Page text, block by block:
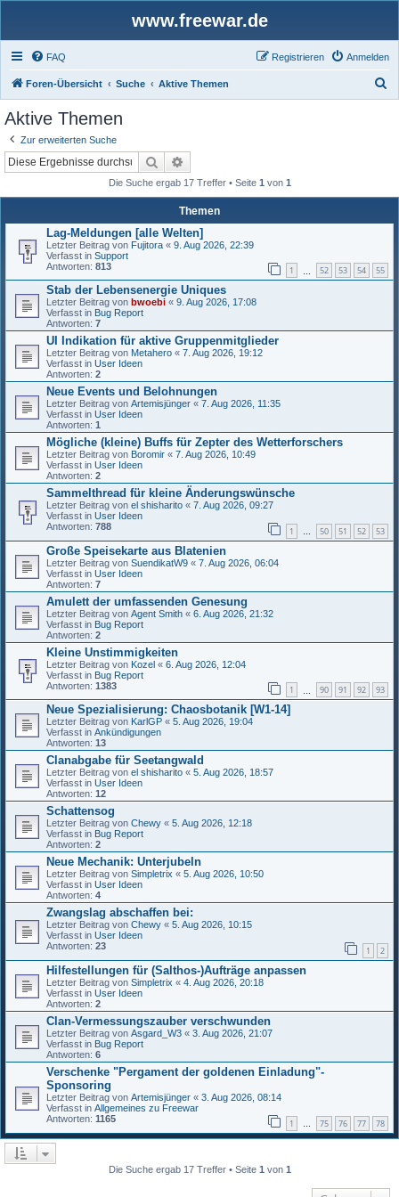
www.freewar.de
FAQ Anmelden
Registrieren
Foren-Übersicht Suche Aktive Themen
Aktive Themen
Zur erweiterten Suche
Suche
Die Suche ergab 17 Treffer • Seite 1 von 1
Themen
Lag-Meldungen [alle Welten]
Letzter Beitrag von Fujitora « 9. Aug 2026, 22:39
Verfasst in Support
Antworten: 813 1 52 53 54 55
Stab der Lebensenergie Uniques
Letzter Beitrag von bwoebi « 9. Aug 2026, 17:08
Verfasst in Bug Report
Antworten: 7
UI Indikation für aktive Gruppenmitglieder
Letzter Beitrag von Metahero « 7. Aug 2026, 19:12
Verfasst in User Ideen
Antworten: 2
Neue Events und Belohnungen
Letzter Beitrag von Artemisjünger « 7. Aug 2026, 11:35
Verfasst in User Ideen
Antworten: 1
Mögliche (kleine) Buffs für Zepter des Wetterforschers
Letzter Beitrag von Boromir « 7. Aug 2026, 10:49
Verfasst in User Ideen
Antworten: 2
Sammelthread für kleine Änderungswünsche
Letzter Beitrag von el shisharito « 7. Aug 2026, 09:27
Verfasst in User Ideen
Antworten: 788 1 … 50 51 52 53
Große Speisekarte aus Blatenien
Letzter Beitrag von SuendikatW9 « 7. Aug 2026, 06:04
Verfasst in User Ideen
Antworten: 7
Amulett der umfassenden Genesung
Letzter Beitrag von Agent Smith « 6. Aug 2026, 21:32
Verfasst in Bug Report
Antworten: 2
Kleine Unstimmigkeiten
Letzter Beitrag von Kozel « 6. Aug 2026, 12:04
Verfasst in Bug Report
Antworten: 1383 1 90 91 92 93
Neue Spezialisierung: Chaosbotanik [W1-14]
Letzter Beitrag von KarlGP « 5. Aug 2026, 19:04
Verfasst in Ankündigungen
Antworten: 13
Clanabgabe für Seetangwald
Letzter Beitrag von el shisharito « 5. Aug 2026, 18:57
Verfasst in User Ideen
Antworten: 12
Schattensog
Letzter Beitrag von Chewy « 5. Aug 2026, 12:18
Verfasst in Bug Report
Antworten: 2
Neue Mechanik: Unterjubeln
Letzter Beitrag von Simpletrix « 5. Aug 2026, 10:50
Verfasst in User Ideen
Antworten: 4
Zwangslag abschaffen bei:
Letzter Beitrag von Chewy « 5. Aug 2026, 10:15
Verfasst in User Ideen
Antworten: 23 1 2
Hilfestellungen für (Salthos-)Aufträge anpassen
Letzter Beitrag von Simpletrix « 4. Aug 2026, 20:18
Verfasst in User Ideen
Antworten: 2
Clan-Vermessungszauber verschwunden
Letzter Beitrag von Asgard_W3 « 3. Aug 2026, 21:07
Verfasst in Bug Report
Antworten: 6
Verschenke "Pergament der goldenen Einladung"-
Sponsoring
Letzter Beitrag von Artemisjünger « 3. Aug 2026, 08:14
Verfasst in Allgemeines zu Freewar
Antworten: 1165 1 … 75 76 77 78
Die Suche ergab 17 Treffer • Seite 1 von 1